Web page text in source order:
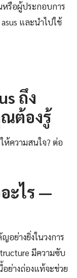
รือผู้ประกอบการ
และนำไปใช้
ถึง
ต้องรู้
ห้ความสนใจ? ต่อ
ะไร —
อย่างยิ่งในวงการ
มีความซับ
อย่างถ่องแท้จะช่วย